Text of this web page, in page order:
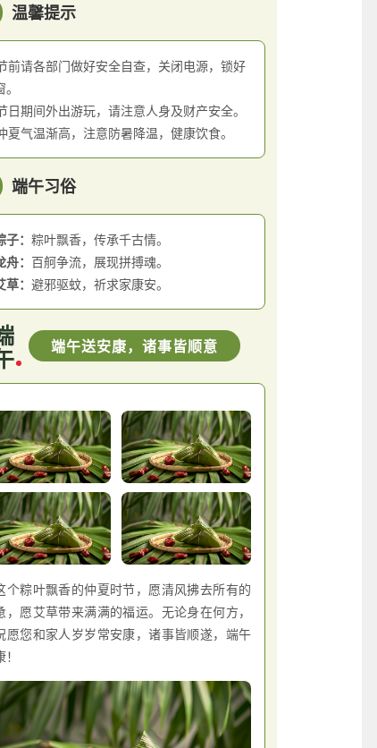
温馨提示
前请各部门做好安全自查，关闭电源，锁好
日期间外出游玩，请注意人身及财产安全。
夏气温渐高，注意防暑降温，健康饮食。
端午习俗
： 粽叶飘香，传承千古情。
： 百舸争流，展现拼搏魂。
： 避邪驱蚊，祈求家康安。
端午送安康，诸事皆顺意
个粽叶飘香的仲夏时节，愿清风拂去所有的
，愿艾草带来满满的福运。无论身在何方，
愿您和家人岁岁常安康，诸事皆顺遂，端午